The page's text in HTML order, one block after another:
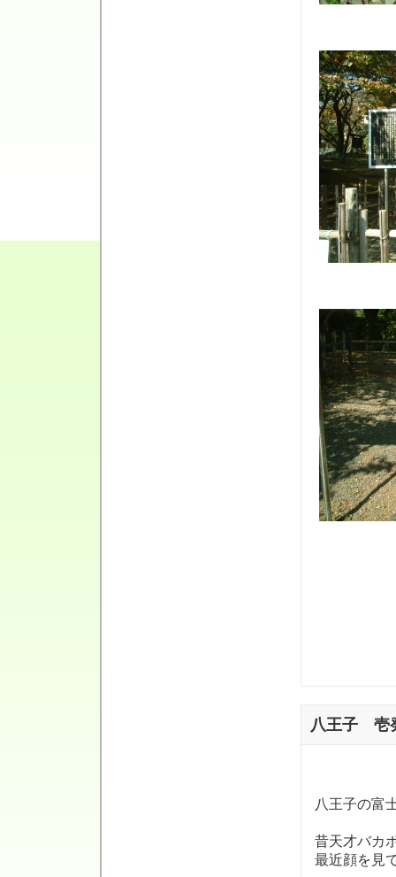
八王子 壱
八王子の富
昔天才バカ
最近顔を見